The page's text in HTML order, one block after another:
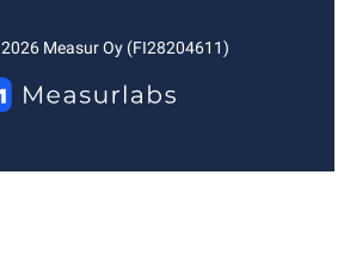
2026Measur Oy (FI28204611)